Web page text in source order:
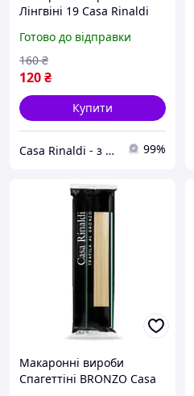
Лінгвіні 19 Casa Rinaldi
Готово до відправки
120₴
160 ₴
Купити
Casa Rinaldi - з Італії до вашого столу 99%
Макаронні вироби
Спагеттіні BRONZO Casa